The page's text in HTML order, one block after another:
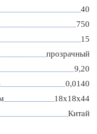
40
750
15
прозрачный
9,20
0,0140
18x18x44
Китай